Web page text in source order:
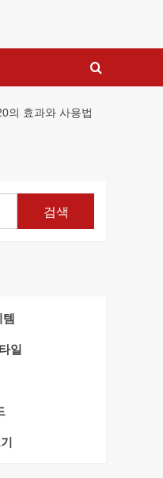
의 효과와 사용법
검색
템
일